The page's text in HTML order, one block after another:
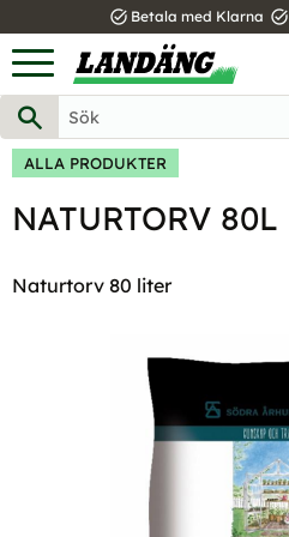
Meny
task_alt Betala med Klarna task_alt
ALLA PRODUKTER
NATURTORV 80L
Naturtorv 80 liter